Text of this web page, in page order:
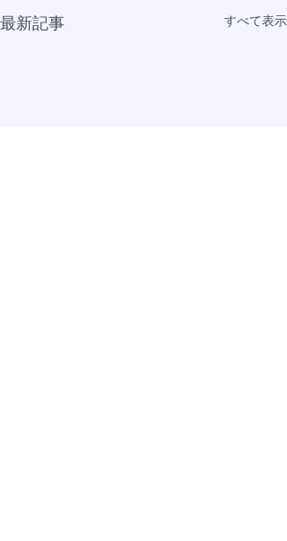
最新記事 すべて表示